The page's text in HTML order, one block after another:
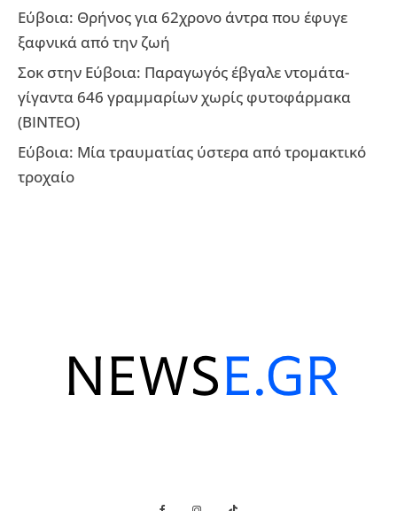
Εύβοια: Θρήνος για 62χρονο άντρα που έφυγε
ξαφνικά από την ζωή
Σοκ στην Εύβοια: Παραγωγός έβγαλε ντομάτα-
γίγαντα 646 γραμμαρίων χωρίς φυτοφάρμακα
(ΒΙΝΤΕΟ)
Εύβοια: Μία τραυματίας ύστερα από τρομακτικό
τροχαίο